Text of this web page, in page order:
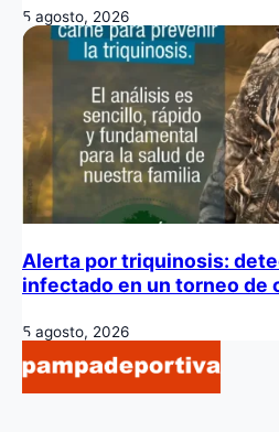
5 agosto, 2026
Alerta por triquinosis:
infectado en un torneo de
5 agosto, 2026